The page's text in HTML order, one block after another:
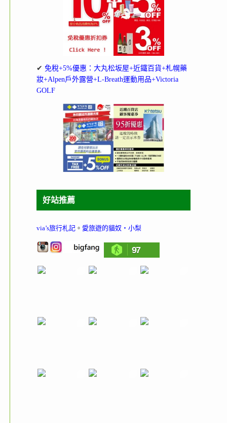
✔ 免稅+5%優惠：大丸松坂屋+近鐵百貨+札幌藥
妝+Alpen戶外露營+L-Breath運動用品+Victoria
GOLF
好站推薦
via’s旅行札記 。 愛旅遊的貓奴‧小梨
97